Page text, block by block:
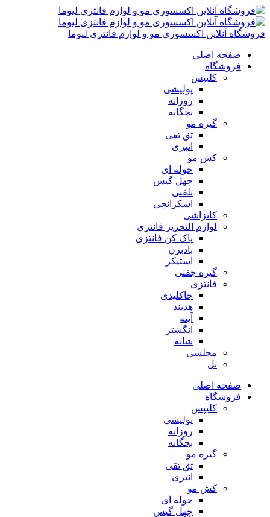
فروشگاه آنلاین اکسسوری مو و لوازم فانتزی لیوما
صفحه اصلی
فروشگاه
کلیپس
پولیشی
روزانه
بچگانه
گیره مو
تق تقی
انبری
کش مو
حوله ای
چهل گیس
تلفنی
اسکرانچی
کانزاشی
لوازم التحریر فانتزی
پاک کن فانتزی
بادبزن
استیکر
گیره جفتی
فانتزی
جاکلیدی
هدبند
آینه
انگشتر
شانه
مجلسی
تل
صفحه اصلی
فروشگاه
کلیپس
پولیشی
روزانه
بچگانه
گیره مو
تق تقی
انبری
کش مو
حوله ای
چهل گیس